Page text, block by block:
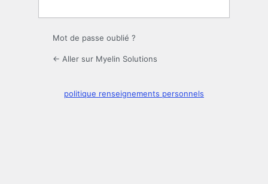
Mot de passe oublié ?
← Aller sur Myelin Solutions
politique renseignements personnels